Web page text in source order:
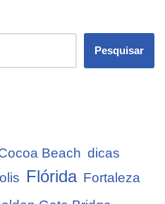
Pesquisar
Beach dicas
Flórida Fortaleza